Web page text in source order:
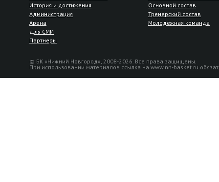
История и достижения
Администрация
Арена
Для СМИ
Партнеры
Основной состав
Тренерский состав
Молодежная команда
© БК «Нижний Новгород», 2008-2026. Все права защищены.
При использовании материалов ссылка на www.nn-basket.ru